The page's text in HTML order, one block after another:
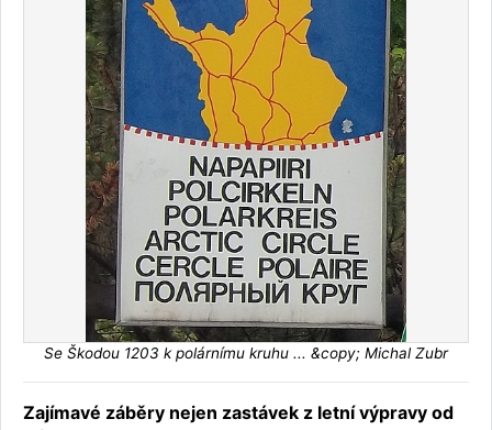
Se Škodou 1203 k polárnímu kruhu ... &copy; Michal Zubr
Zajímavé záběry nejen zastávek z letní výpravy od